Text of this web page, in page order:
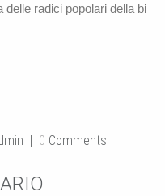
radici popolari della bi
0 Comments